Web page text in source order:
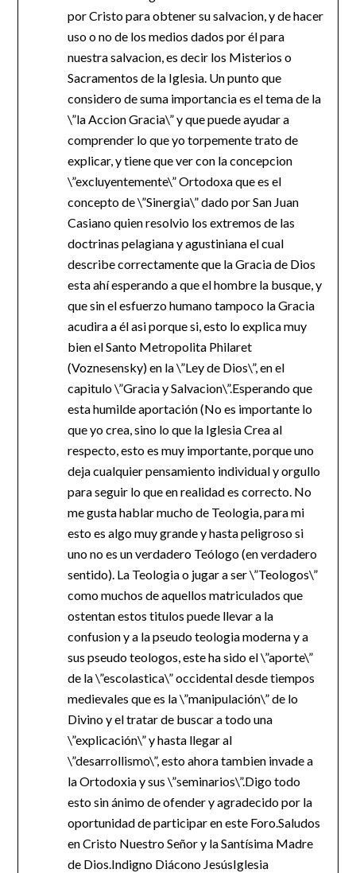
por Cristo para obtener su salvacion, y de hacer
uso o no de los medios dados por él para
nuestra salvacion, es decir los Misterios o
Sacramentos de la Iglesia. Un punto que
considero de suma importancia es el tema de la
\”la Accion Gracia\” y que puede ayudar a
comprender lo que yo torpemente trato de
explicar, y tiene que ver con la concepcion
\”excluyentemente\” Ortodoxa que es el
concepto de \”Sinergia\” dado por San Juan
Casiano quien resolvio los extremos de las
doctrinas pelagiana y agustiniana el cual
describe correctamente que la Gracia de Dios
esta ahí esperando a que el hombre la busque, y
que sin el esfuerzo humano tampoco la Gracia
acudira a él asi porque si, esto lo explica muy
bien el Santo Metropolita Philaret
(Voznesensky) en la \”Ley de Dios\”, en el
capitulo \”Gracia y Salvacion\”.Esperando que
esta humilde aportación (No es importante lo
que yo crea, sino lo que la Iglesia Crea al
respecto, esto es muy importante, porque uno
deja cualquier pensamiento individual y orgullo
para seguir lo que en realidad es correcto. No
me gusta hablar mucho de Teologia, para mi
esto es algo muy grande y hasta peligroso si
uno no es un verdadero Teólogo (en verdadero
sentido). La Teologia o jugar a ser \”Teologos\”
como muchos de aquellos matriculados que
ostentan estos titulos puede llevar a la
confusion y a la pseudo teologia moderna y a
sus pseudo teologos, este ha sido el \”aporte\”
de la \”escolastica\” occidental desde tiempos
medievales que es la \”manipulación\” de lo
Divino y el tratar de buscar a todo una
\”explicación\” y hasta llegar al
\”desarrollismo\”, esto ahora tambien invade a
la Ortodoxia y sus \”seminarios\”.Digo todo
esto sin ánimo de ofender y agradecido por la
oportunidad de participar en este Foro.Saludos
en Cristo Nuestro Señor y la Santísima Madre
de Dios.Indigno Diácono JesúsIglesia